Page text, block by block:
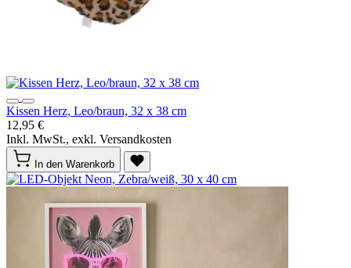
Kissen Herz, Leo/braun, 32 x 38 cm
12,95 €
Inkl. MwSt., exkl. Versandkosten
In den Warenkorb